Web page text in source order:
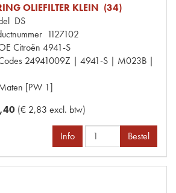
OLIEFILTER KLEIN (34)
DS
1127102
Citroën 4941-S
24941009Z | 4941-S | M023B |
[PW 1]
(€ 2,83 excl. btw)
Info Bestel